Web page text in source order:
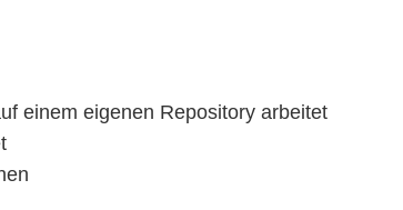
einem eigenen Repository arbeitet